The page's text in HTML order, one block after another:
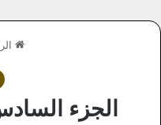
الجزء